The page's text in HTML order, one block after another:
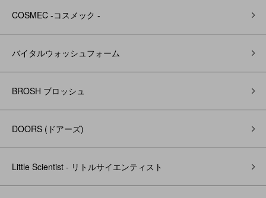
COSMEC -コスメック -
バイタルウォッシュフォーム
BROSH ブロッシュ
DOORS (ドアーズ)
Little Scientist - リトルサイエンティスト